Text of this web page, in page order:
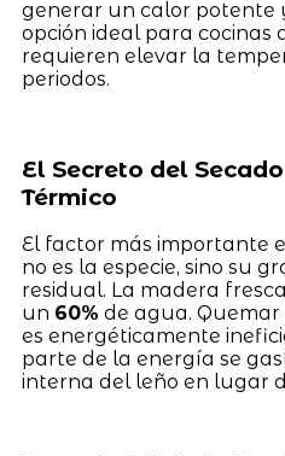
generar un calor potente
opción ideal para cocinas
requieren elevar la
periodos.
El Secreto del
Térmico
El factor más importante
no es la especie, sino su
residual. La madera
un 60% de agua.
es energéticamente
parte de la energía se
interna del leño en lugar